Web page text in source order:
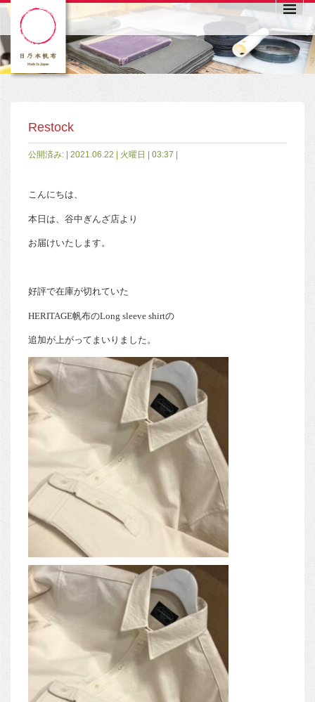
Restock
公開済み: | 2021.06.22 | 火曜日 | 03:37 |
こんにちは、
本日は、谷中ぎんざ店より
お届けいたします。
好評で在庫が切れていた
HERITAGE帆布のLong sleeve shirtの
追加が上がってまいりました。